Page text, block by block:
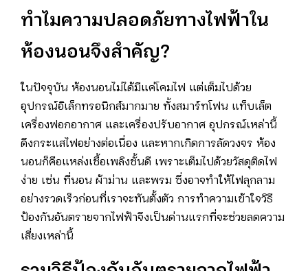
ทำไมความปลอดภัยทางไฟฟ้าใน
ห้องนอนจึงสำคัญ?
ในปัจจุบัน ห้องนอนไม่ได้มีแค่โคมไฟ แต่เต็มไปด้วย
อุปกรณ์อิเล็กทรอนิกส์มากมาย ทั้งสมาร์ทโฟน แท็บเล็ต
เครื่องฟอกอากาศ และเครื่องปรับอากาศ อุปกรณ์เหล่านี้
ดึงกระแสไฟอย่างต่อเนื่อง และหากเกิดการลัดวงจร ห้อง
นอนก็คือแหล่งเชื้อเพลิงชั้นดี เพราะเต็มไปด้วยวัสดุติดไฟ
ง่าย เช่น ที่นอน ผ้าม่าน และพรม ซึ่งอาจทำให้ไฟลุกลาม
อย่างรวดเร็วก่อนที่เราจะทันตั้งตัว การทำความเข้าใจวิธี
ป้องกันอันตรายจากไฟฟ้าจึงเป็นด่านแรกที่จะช่วยลดความ
เสี่ยงเหล่านี้